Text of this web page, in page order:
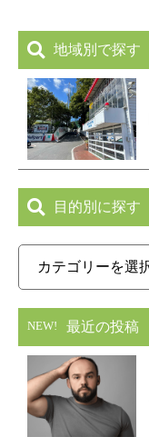
地域別で探す
目的別に探す
NEW! 最近の投稿